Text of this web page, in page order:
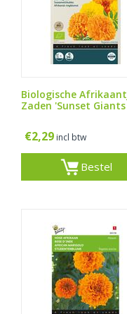
Biologische
Zaden 'Sunset
€2,29 incl btw
Bestel